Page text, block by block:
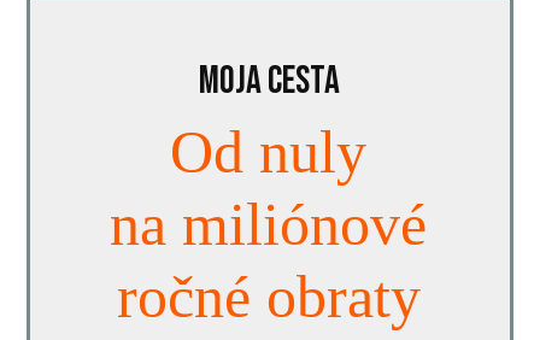
MOJA CESTA
Od nuly
na miliónové
ročné obraty